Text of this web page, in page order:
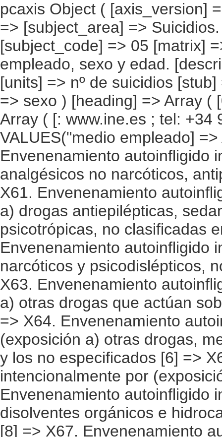
pcaxis Object ( [axis_version] => [creation_date] => 20120315 [note] => [subject_area] => Suicidios. Resultados nacionales [subject_code] => 05 [matrix] => 05002 [title] => Suicidios por medio empleado, sexo y edad. [description] => [contents] => Suicidios [units] => nº de suicidios [stub] => Array ( [0] => medio empleado [1] => sexo ) [heading] => Array ( [0] => edad ) [prestext] => [values] => Array ( [: www.ine.es ; tel: +34 91 " "5839100 fax +34 91 5839158 "; VALUES("medio empleado] => Array ( [0] => Total [1] => X60. Envenenamiento autoinfligido intencionalmente por (exposición a) analgésicos no narcóticos, antipiréticos y antirreumáticos [2] => X61. Envenenamiento autoinfligido intencionalmente por (exposición a) drogas antiepilépticas, sedantes, hipnóticas, antiparkinsonianas y psicotrópicas, no clasificadas en otra parte [3] => X62. Envenenamiento autoinfligido intencionalmente por (exposición a) narcóticos y psicodislépticos, no clasificados en otra parte [4] => X63. Envenenamiento autoinfligido intencionalmente por (exposición a) otras drogas que actúan sobre el sistema nervioso autónomo [5] => X64. Envenenamiento autoinfligido intencionalmente por (exposición a) otras drogas, medicamentos y sustancias biológicas, y los no especificados [6] => X65. Envenenamiento autoinfligido intencionalmente por (exposición a) alcohol [7] => X66. Envenenamiento autoinfligido intencionalmente por (exposición a) disolventes orgánicos e hidrocarburos halogenados y sus vapores [8] => X67. Envenenamiento autoinfligido intencionalmente por (exposición a) otros gases y vapores [9] => X68. Envenenamiento autoinfligido intencionalmente por (exposición a) plaguicidas [10] => X69. Envenenamiento autoinfligido intencionalmente por (exposición a) otros productos químicos y sustancias nocivas, y los no especificados [11] => X70. Lesión autoinfligida intencionalmente por ahorcamiento, estrangulamiento o sofocación [12] => X71. Lesión autoinfligida intencionalmente por ahogamiento y sumersión [13] => X72. Lesión autoinfligida intencionalmente por disparo de arma corta [14] => X73. Lesión autoinfligida intencionalmente por disparo de rifle, escopeta y arma larga [15] => X74. Lesión autoinfligida intencionalmente por disparo de otras armas de fuego, y las no especificadas [16] => X75. Lesión autoinfligida intencionalmente por material